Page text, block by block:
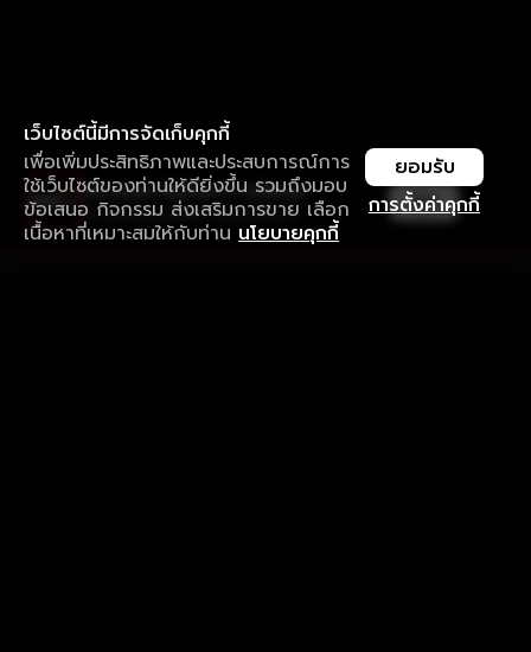
เว็บไซต์นี้มีการจัดเก็บคุกกี้
เพื่อเพิ่มประสิทธิภาพและประสบการณ์การ
ใช้เว็บไซต์ของท่านให้ดียิ่งขึ้น รวมถึงมอบ
ข้อเสนอ กิจกรรม ส่งเสริมการขาย เลือก
เนื้อหาที่เหมาะสมให้กับท่าน นโยบายคุกกี้
การตั้งค่าคุกกี้
ยอมรับ
ใช้งานแอป ลื่นไหลกว่า ไม่มีสะดุด
ดาวน์โหลดแอปเพื่อการรับชมที่ดีกว่า เปิด